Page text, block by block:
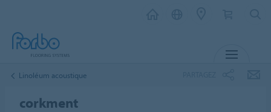
Linoléum acoustique
corkment